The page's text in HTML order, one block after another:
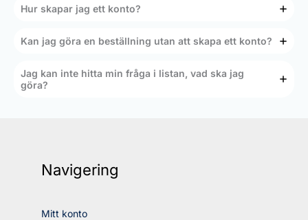
Hur skapar jag ett konto?
Kan jag göra en beställning utan att skapa ett konto?
Jag kan inte hitta min fråga i listan, vad ska jag
göra?
Navigering
Mitt konto